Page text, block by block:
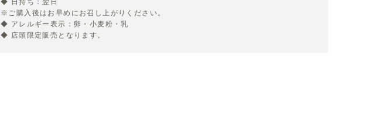
◆ 日持ち：翌日
※ご購入後はお早めにお召し上がりください。
◆ アレルギー表示：卵・小麦粉・乳
◆ 店頭限定販売となります。